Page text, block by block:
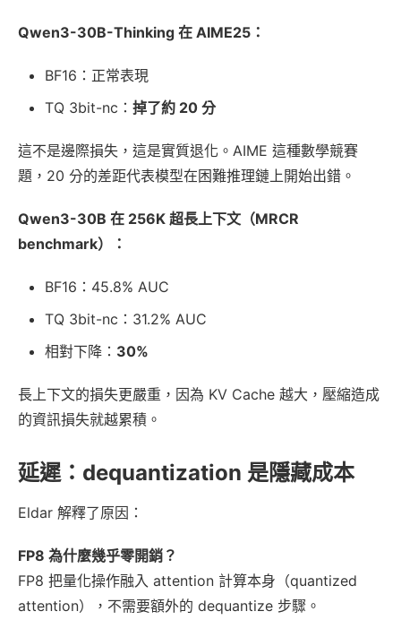
Qwen3-30B-Thinking 在 AIME25：
BF16：正常表現
TQ 3bit-nc： 掉了約 20 分
這不是邊際損失，這是實質退化。AIME 這種數學競賽
題，20 分的差距代表模型在困難推理鏈上開始出錯。
Qwen3-30B 在 256K 超長上下文（MRCR
benchmark）：
BF16：45.8% AUC
TQ 3bit-nc：31.2% AUC
相對下降： 30%
長上下文的損失更嚴重，因為 KV Cache 越大，壓縮造成
的資訊損失就越累積。
延遲：dequantization 是隱藏成本
Eldar 解釋了原因：
FP8 為什麼幾乎零開銷？
FP8 把量化操作融入 attention 計算本身（quantized
attention），不需要額外的 dequantize 步驟。